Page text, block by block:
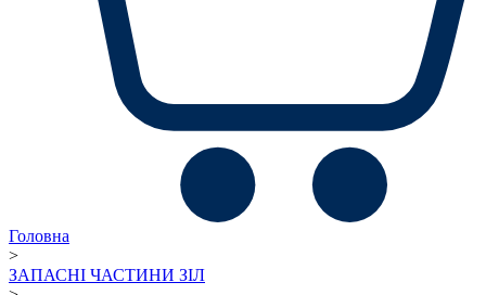
Головна
>
ЗАПАСНІ ЧАСТИНИ ЗІЛ